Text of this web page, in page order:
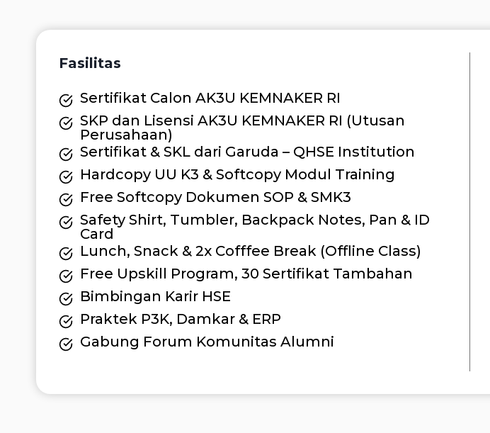
Fasilitas
Sertifikat Calon AK3U KEMNAKER RI
SKP dan Lisensi AK3U KEMNAKER RI (Utusan
Perusahaan)
Sertifikat & SKL dari Garuda – QHSE Institution
Hardcopy UU K3 & Softcopy Modul Training
Free Softcopy Dokumen SOP & SMK3
Safety Shirt, Tumbler, Backpack Notes, Pan & ID
Card
Lunch, Snack & 2x Cofffee Break (Offline Class)
Free Upskill Program, 30 Sertifikat Tambahan
Bimbingan Karir HSE
Praktek P3K, Damkar & ERP
Gabung Forum Komunitas Alumni